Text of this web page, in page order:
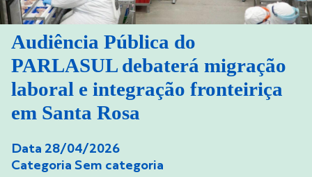
Audiência Pública do
PARLASUL debaterá migração
laboral e integração fronteiriça
em Santa Rosa
Data 28/04/2026
Categoria Sem categoria